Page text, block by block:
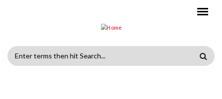
Search